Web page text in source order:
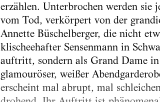
erzählen. Unterbrochen werden sie
vom Tod, verkörpert von der
Annette Büschelberger, die nicht
klischeehafter Sensenmann in
auftritt, sondern als Grand Dame in
glamouröser, weißer
erscheint mal abrupt, mal